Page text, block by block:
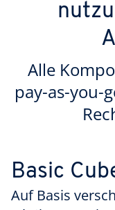
Alle
pay-as-you-
Basic
Auf Basis